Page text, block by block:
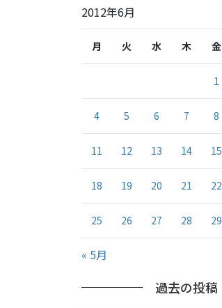
2012年6月
月 火 水 木 金
1
4 5 6 7 8
11 12 13 14 15
18 19 20 21 22
25 26 27 28 29
« 5月
過去の投稿